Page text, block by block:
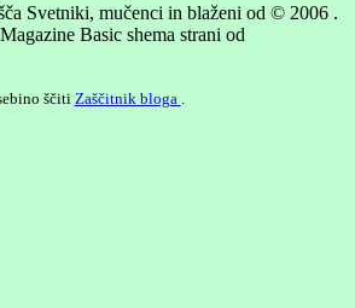
Svetniki, mučenci in blaženi od © 2006 .
Magazine Basic shema strani od
ščiti Zaščitnik bloga